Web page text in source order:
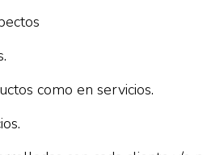
como en servicios.